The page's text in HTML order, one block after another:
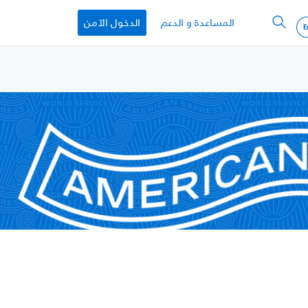
المساعدة و الدعم الدخول الآمن